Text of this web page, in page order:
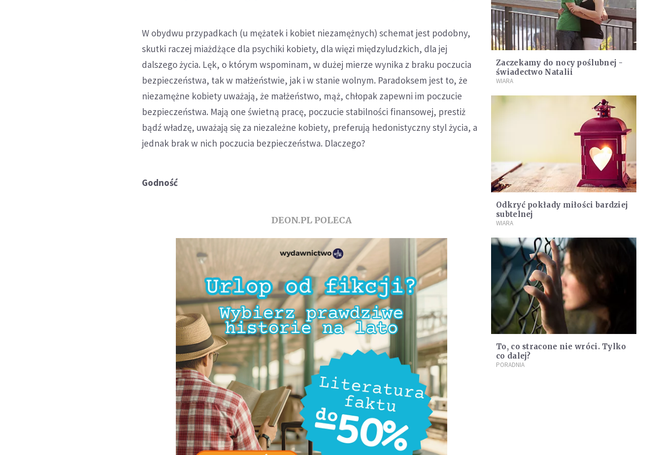
W obydwu przypadkach (u mężatek i kobiet niezamężnych) schemat jest podobny,
skutki raczej miażdżące dla psychiki kobiety, dla więzi międzyludzkich, dla jej
dalszego życia. Lęk, o którym wspominam, w dużej mierze wynika z braku poczucia
bezpieczeństwa, tak w małżeństwie, jak i w stanie wolnym. Paradoksem jest to, że
niezamężne kobiety uważają, że małżeństwo, mąż, chłopak zapewni im poczucie
bezpieczeństwa. Mają one świetną pracę, poczucie stabilności finansowej, prestiż
bądź władzę, uważają się za niezależne kobiety, preferują hedonistyczny styl życia, a
jednak brak w nich poczucia bezpieczeństwa. Dlaczego?
Godność
DEON.PL POLECA
Zaczekamy do nocy poślubnej -
świadectwo Natalii
WIARA
Odkryć pokłady miłości bardziej
subtelnej
WIARA
To, co stracone nie wróci. Tylko
co dalej?
PORADNIA